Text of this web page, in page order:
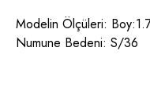
Modelin Ölçüleri:
Numune Bedeni: S/36